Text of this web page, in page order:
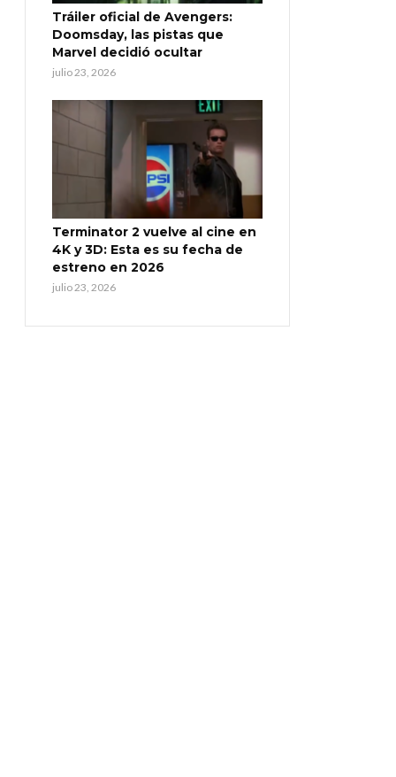
Tráiler oficial de Avengers:
Doomsday, las pistas que
Marvel decidió ocultar
julio 23, 2026
Terminator 2 vuelve al cine en
4K y 3D: Esta es su fecha de
estreno en 2026
julio 23, 2026